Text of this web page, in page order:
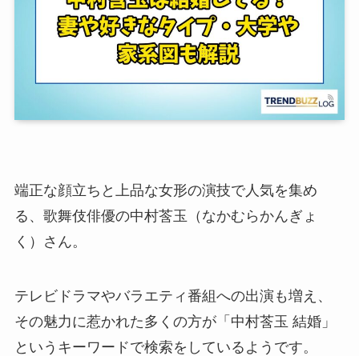
端正な顔立ちと上品な女形の演技で人気を集め
る、歌舞伎俳優の中村莟玉（なかむらかんぎょ
く）さん。
テレビドラマやバラエティ番組への出演も増え、
その魅力に惹かれた多くの方が「中村莟玉 結婚」
というキーワードで検索をしているようです。